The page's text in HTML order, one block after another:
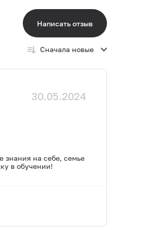
Написать отзыв
Сначала новые
30.05.2024
знания на себе, семье
в обучении!